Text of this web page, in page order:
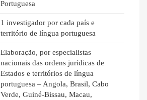
Portuguesa
1 investigador por cada país e
território de língua portuguesa
Elaboração, por especialistas
nacionais das ordens jurídicas de
Estados e territórios de língua
portuguesa – Angola, Brasil, Cabo
Verde, Guiné-Bissau, Macau,